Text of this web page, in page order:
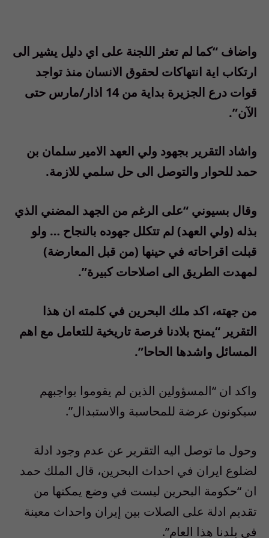
واضاف “كما لم تعثر اللجنة على اي دليل يشير الى
ارتكاب اية انتهاكات لحقوق الانسان منذ تواجد
قوات درع الجزيرة بداية من 14 اذار/مارس حتى
الآن”.
واشاد التقرير بجهود ولي العهد الامير سلمان بن
حمد للحوار والتوصل الى حل سلمي للازمة.
وقال بسيوني “على الرغم من الجهد المضني الذي
بذله (ولي العهد) لم تتكلل جهوده بالنجاح … ولو
قبلت اقراحاته في حينها (من قبل المعارضة)
لمهدت الطريق الى اصلاحات كبيرة”.
من جهته، اكد ملك البحرين في كلمته ان هذا
التقرير “يمنح بلادنا فرصة تاريخية للتعامل مع اهم
المسائل واشدها الحاحا”.
واكد ان “المسؤولين الذين لم يقوموا بواجبهم
سيكونون عرضة للمحاسبة والاستبدال”.
وحول ما توصل اليه التقرير عن عدم وجود ادلة
لضلوع ايران في احداث البحرين، قال الملك حمد
ان “حكومة البحرين ليست في وضع يمكنها من
تقديم ادلة على الصلات بين إيران واحداث معينة
في بلدنا هذا العام”.